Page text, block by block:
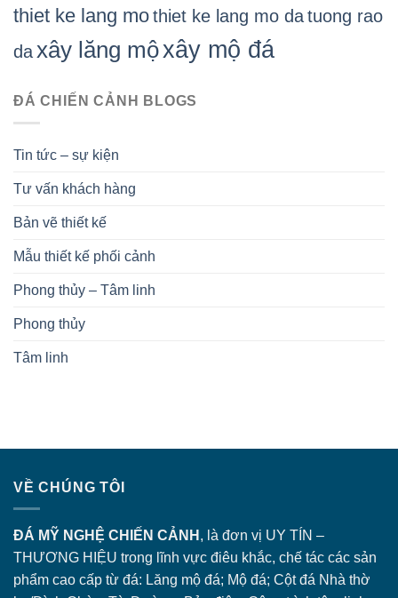
thiet ke lang mothiet ke lang mo datuong rao
daxây lăng mộxây mộ đá
ĐÁ CHIẾN CẢNH BLOGS
Tin tức – sự kiện
Tư vấn khách hàng
Bản vẽ thiết kế
Mẫu thiết kế phối cảnh
Phong thủy – Tâm linh
Phong thủy
Tâm linh
VỀ CHÚNG TÔI
ĐÁ MỸ NGHỆ CHIẾN CẢNH , là đơn vị UY TÍN –
THƯƠNG HIỆU trong lĩnh vực điêu khắc, chế tác các sản
phẩm cao cấp từ đá: Lăng mộ đá; Mộ đá; Cột đá Nhà thờ